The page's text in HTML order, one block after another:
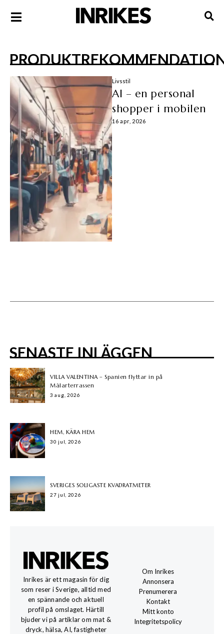
Livsstil
AI – en personal
shopper i mobilen
16 apr, 2026
SENASTE INLÄGGEN
VILLA VALENTINA – Spanien flyttar in på
Mälarterrassen
3 aug, 2026
HEM, KÄRA HEM
30 jul, 2026
SVERIGES SOLIGASTE KVADRATMETER
27 jul, 2026
Inrikes är ett magasin för dig
som reser i Sverige, alltid med
en spännande och aktuell
profil på omslaget. Härtill
bjuder vi på artiklar om mat &
dryck, hälsa, AI, fastigheter
Om Inrikes
Annonsera
Prenumerera
Kontakt
Mitt konto
Integritetspolicy